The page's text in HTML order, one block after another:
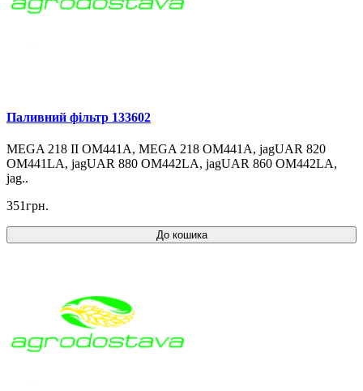
Паливний фільтр 133602
MEGA 218 II OM441A, MEGA 218 OM441A, jagUAR 820
OM441LA, jagUAR 880 OM442LA, jagUAR 860 OM442LA,
jag..
351грн.
До кошика